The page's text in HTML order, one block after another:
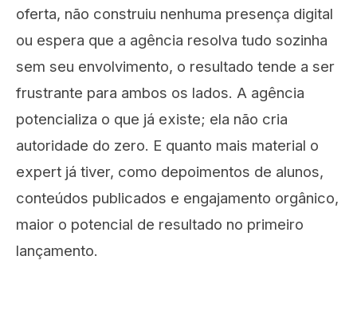
oferta, não construiu nenhuma presença digital
ou espera que a agência resolva tudo sozinha
sem seu envolvimento, o resultado tende a ser
frustrante para ambos os lados. A agência
potencializa o que já existe; ela não cria
autoridade do zero. E quanto mais material o
expert já tiver, como depoimentos de alunos,
conteúdos publicados e engajamento orgânico,
maior o potencial de resultado no primeiro
lançamento.